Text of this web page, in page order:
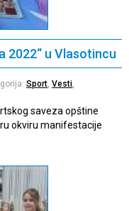
2022“ u Vlasotincu
Sport, Vesti,
saveza opštine
okviru manifestacije